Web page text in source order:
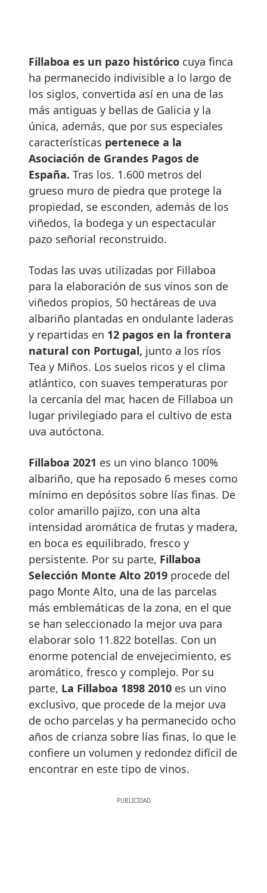
Fillaboa es un pazo histórico cuya finca
ha permanecido indivisible a lo largo de
los siglos, convertida así en una de las
más antiguas y bellas de Galicia y la
única, además, que por sus especiales
características pertenece a la
Asociación de Grandes Pagos de
España. Tras los. 1.600 metros del
grueso muro de piedra que protege la
propiedad, se esconden, además de los
viñedos, la bodega y un espectacular
pazo señorial reconstruido.
Todas las uvas utilizadas por Fillaboa
para la elaboración de sus vinos son de
viñedos propios, 50 hectáreas de uva
albariño plantadas en ondulante laderas
y repartidas en 12 pagos en la frontera
natural con Portugal, junto a los ríos
Tea y Miños. Los suelos ricos y el clima
atlántico, con suaves temperaturas por
la cercanía del mar, hacen de Fillaboa un
lugar privilegiado para el cultivo de esta
uva autóctona.
Fillaboa 2021 es un vino blanco 100%
albariño, que ha reposado 6 meses como
mínimo en depósitos sobre lías finas. De
color amarillo pajizo, con una alta
intensidad aromática de frutas y madera,
en boca es equilibrado, fresco y
persistente. Por su parte, Fillaboa
Selección Monte Alto 2019 procede del
pago Monte Alto, una de las parcelas
más emblemáticas de la zona, en el que
se han seleccionado la mejor uva para
elaborar solo 11.822 botellas. Con un
enorme potencial de envejecimiento, es
aromático, fresco y complejo. Por su
parte, La Fillaboa 1898 2010 es un vino
exclusivo, que procede de la mejor uva
de ocho parcelas y ha permanecido ocho
años de crianza sobre lías finas, lo que le
confiere un volumen y redondez difícil de
encontrar en este tipo de vinos.